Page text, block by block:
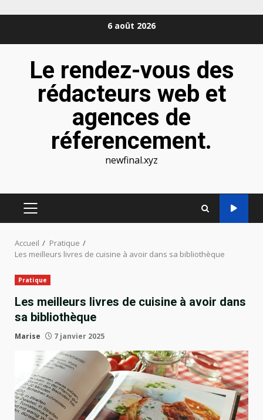
6 août 2026
Le rendez-vous des
rédacteurs web et
agences de
réferencement.
newfinal.xyz
MENU
Accueil
Pratique
Les meilleurs livres de cuisine à avoir dans sa bibliothèque
Pratique
Les meilleurs livres de cuisine à avoir dans
sa bibliothèque
Marise 7 janvier 2025